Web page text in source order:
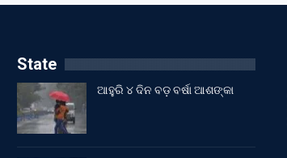
State
ଆହୁରି ୪ ଦିନ ବଡ଼ ବର୍ଷା ଆଶଙ୍କା